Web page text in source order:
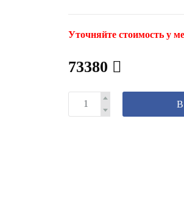
Уточняйте стоимость у
73380
В